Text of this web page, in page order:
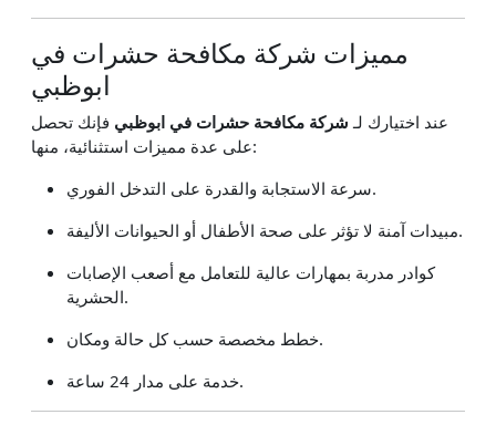
مميزات شركة مكافحة حشرات في
ابوظبي
عند اختيارك لـ شركة مكافحة حشرات في ابوظبي فإنك تحصل
على عدة مميزات استثنائية، منها:
سرعة الاستجابة والقدرة على التدخل الفوري.
مبيدات آمنة لا تؤثر على صحة الأطفال أو الحيوانات الأليفة.
كوادر مدربة بمهارات عالية للتعامل مع أصعب الإصابات
الحشرية.
خطط مخصصة حسب كل حالة ومكان.
خدمة على مدار 24 ساعة.